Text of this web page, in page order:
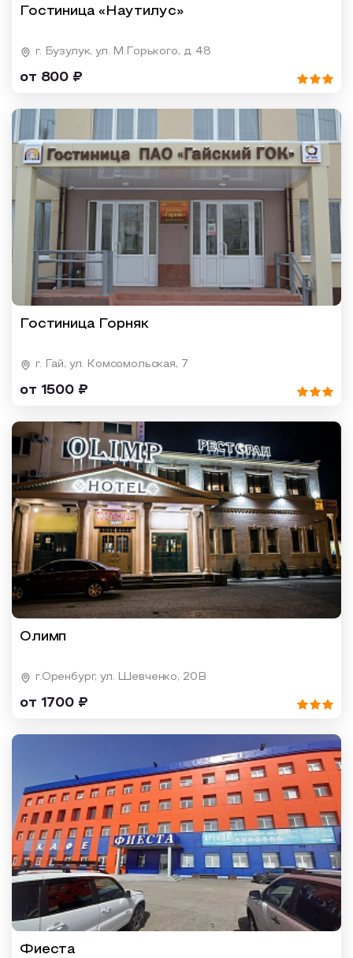
Гостиница «Наутилус»
г. Бузулук, ул. М.Горького, д. 48
от 800 ₽
Гостиница Горняк
г. Гай, ул. Комсомольская, 7
от 1500 ₽
Олимп
г.Оренбург, ул. Шевченко, 20В
от 1700 ₽
Фиеста